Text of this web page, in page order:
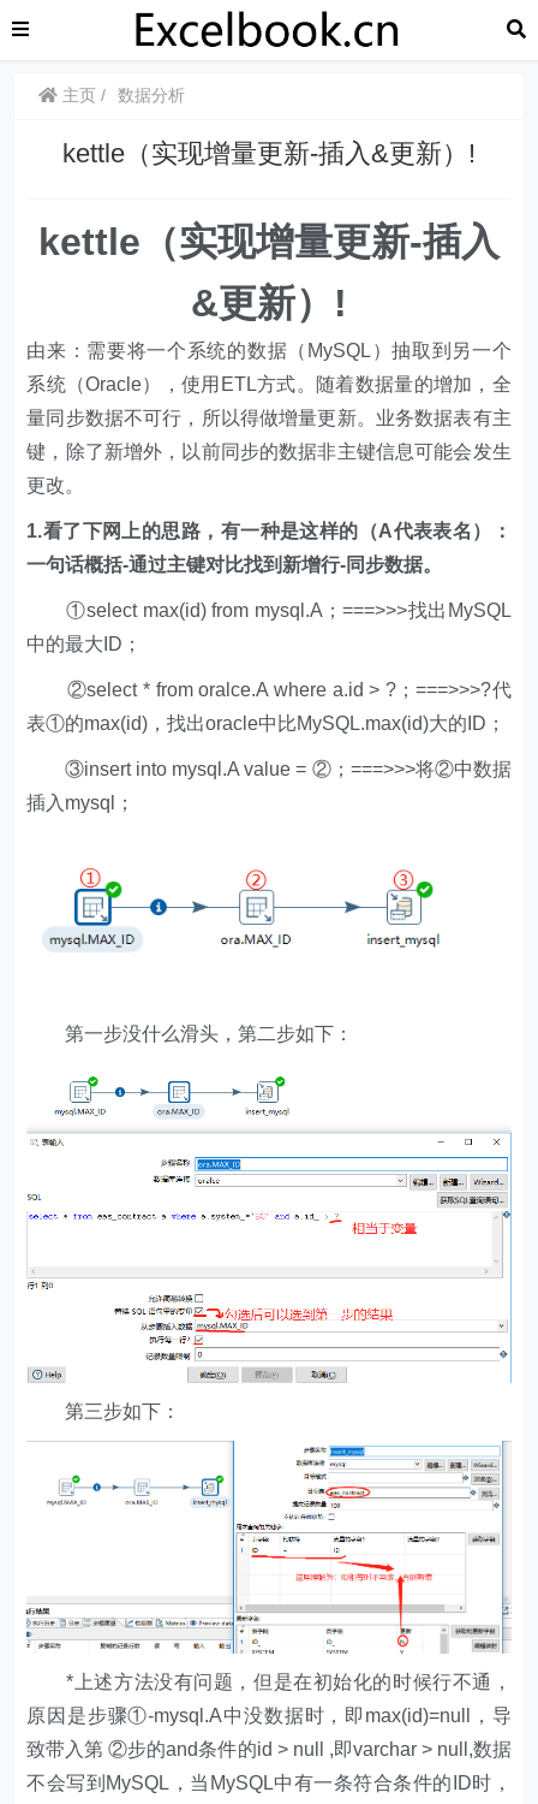
主页 数据分析
​​kettle（实现增量更新-插入&更新）!
​​kettle（实现增量更新-插入
&更新）!
由来：需要将一个系统的数据（MySQL）抽取到另一个
系统（Oracle），使用ETL方式。随着数据量的增加，全
量同步数据不可行，所以得做增量更新。业务数据表有主
键，除了新增外，以前同步的数据非主键信息可能会发生
更改。
1.看了下网上的思路，有一种是这样的（A代表表名）：
一句话概括-通过主键对比找到新增行-同步数据。
①select max(id) from mysql.A；===>>>找出MySQL
中的最大ID；
②select * from oralce.A where a.id > ?；===>>>?代
表①的max(id)，找出oracle中比MySQL.max(id)大的ID；
③insert into mysql.A value = ②；===>>>将②中数据
插入mysql；
第一步没什么滑头，第二步如下：
第三步如下：
*上述方法没有问题，但是在初始化的时候行不通，
原因是步骤①-mysql.A中没数据时，即max(id)=null，导
致带入第 ②步的and条件的id > null ,即varchar > null,数据
不会写到MySQL，当MySQL中有一条符合条件的ID时，